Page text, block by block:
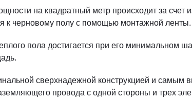
на квадратный метр происходит за счет
к черновому полу с помощью монтажной ленты.
пола достигается при его минимальном
сверхнадежной конструкцией и самым
провода с одной стороны и трех